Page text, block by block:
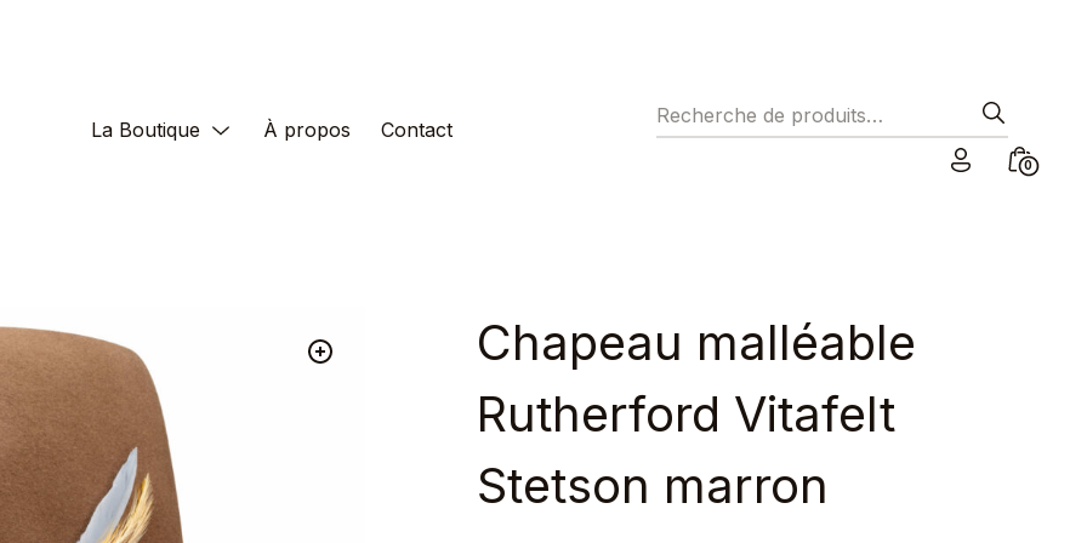
La Boutique À propos Contact
Recherche pour :
0
Chapeau malléable
Rutherford Vitafelt
Stetson marron